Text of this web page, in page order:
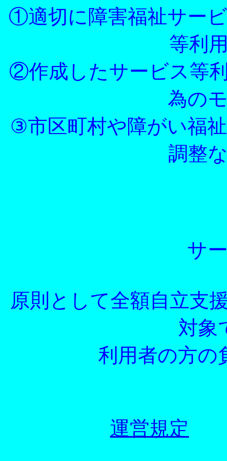
①適切に障害福祉サー
等利
②作成したサービス等
為の
③市区町村や障がい福
調整
サ
原則として全額自立支
対象
利用者の方の
運営規定